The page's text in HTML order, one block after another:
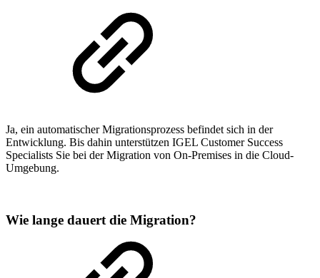
Ja, ein automatischer Migrationsprozess befindet sich in der
Entwicklung. Bis dahin unterstützen IGEL Customer Success
Specialists Sie bei der Migration von On-Premises in die Cloud-
Umgebung.
Wie lange dauert die Migration?